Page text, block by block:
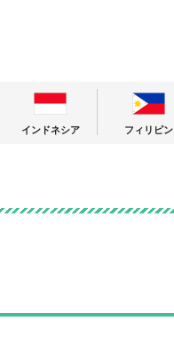
インドネシア フィリピン